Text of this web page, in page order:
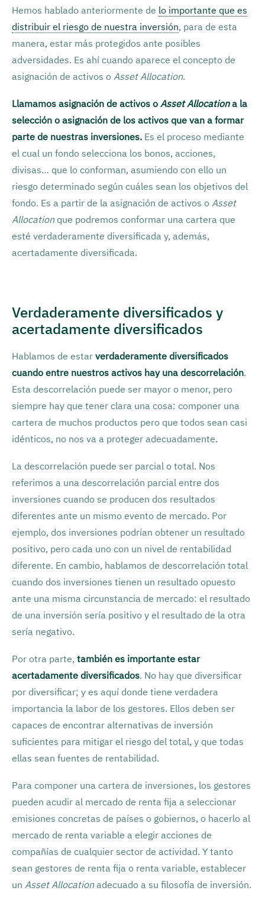
Hemos hablado anteriormente de lo importante que es
distribuir el riesgo de nuestra inversión, para de esta
manera, estar más protegidos ante posibles
adversidades. Es ahí cuando aparece el concepto de
asignación de activos o Asset Allocation.
Llamamos asignación de activos o Asset Allocationa la
selección o asignación de los activos que van a formar
parte de nuestras inversiones. Es el proceso mediante
el cual un fondo selecciona los bonos, acciones,
divisas… que lo conforman, asumiendo con ello un
riesgo determinado según cuáles sean los objetivos del
fondo. Es a partir de la asignación de activos o Asset
Allocationque podremos conformar una cartera que
esté verdaderamente diversificada y, además,
acertadamente diversificada.
Verdaderamente diversificados y
acertadamente diversificados
Hablamos de estar verdaderamente diversificados
cuando entre nuestros activos hay una descorrelación.
Esta descorrelación puede ser mayor o menor, pero
siempre hay que tener clara una cosa: componer una
cartera de muchos productos pero que todos sean casi
idénticos, no nos va a proteger adecuadamente.
La descorrelación puede ser parcial o total. Nos
referimos a una descorrelación parcial entre dos
inversiones cuando se producen dos resultados
diferentes ante un mismo evento de mercado. Por
ejemplo, dos inversiones podrían obtener un resultado
positivo, pero cada uno con un nivel de rentabilidad
diferente. En cambio, hablamos de descorrelación total
cuando dos inversiones tienen un resultado opuesto
ante una misma circunstancia de mercado: el resultado
de una inversión sería positivo y el resultado de la otra
sería negativo.
Por otra parte, también es importante estar
acertadamente diversificados. No hay que diversificar
por diversificar; y es aquí donde tiene verdadera
importancia la labor de los gestores. Ellos deben ser
capaces de encontrar alternativas de inversión
suficientes para mitigar el riesgo del total, y que todas
ellas sean fuentes de rentabilidad.
Para componer una cartera de inversiones, los gestores
pueden acudir al mercado de renta fija a seleccionar
emisiones concretas de países o gobiernos, o hacerlo al
mercado de renta variable a elegir acciones de
compañías de cualquier sector de actividad. Y tanto
sean gestores de renta fija o renta variable, establecer
un Asset Allocationadecuado a su filosofía de inversión.